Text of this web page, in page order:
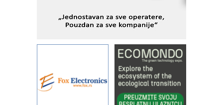
STAUFF – Komponente koje
sistema
YAMADA pumpe – japanska
pouzdanost u transferu fluida
Filtration Group Industrial – Napredna
rešenja za filtraciju u hidrauličkim i
procesnim sistemima